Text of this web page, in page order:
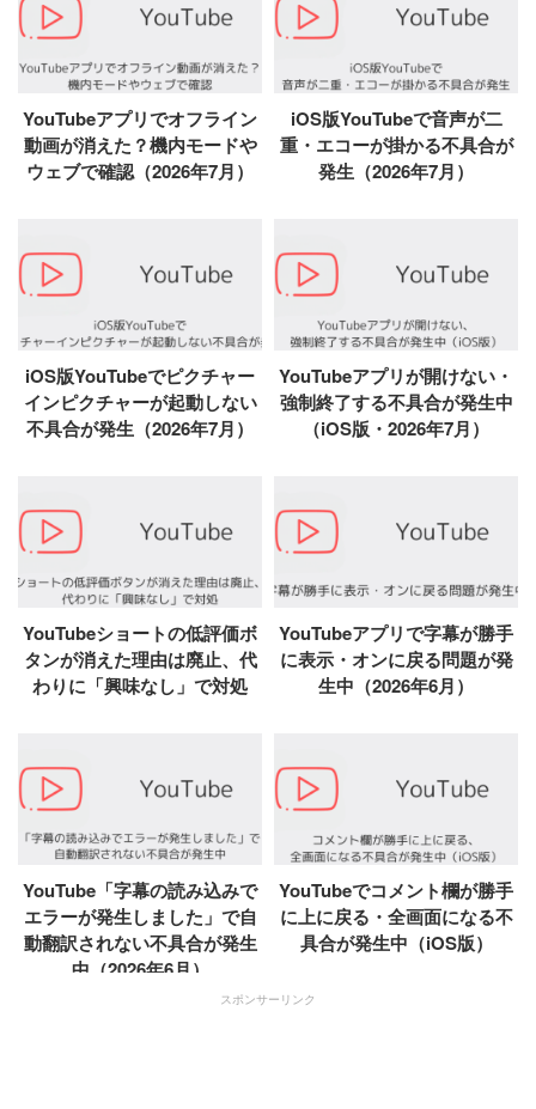
YouTubeアプリでオフライン
動画が消えた？機内モードや
ウェブで確認（2026年7月）
iOS版YouTubeで音声が二
重・エコーが掛かる不具合が
発生（2026年7月）
iOS版YouTubeでピクチャー
インピクチャーが起動しない
不具合が発生（2026年7月）
YouTubeアプリが開けない・
強制終了する不具合が発生中
（iOS版・2026年7月）
YouTubeショートの低評価ボ
タンが消えた理由は廃止、代
わりに「興味なし」で対処
YouTubeアプリで字幕が勝手
に表示・オンに戻る問題が発
生中（2026年6月）
YouTube「字幕の読み込みで
エラーが発生しました」で自
動翻訳されない不具合が発生
中（2026年6月）
YouTubeでコメント欄が勝手
に上に戻る・全画面になる不
具合が発生中（iOS版）
スポンサーリンク